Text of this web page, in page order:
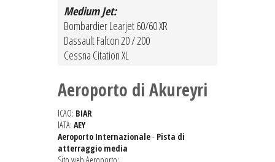
Medium Jet:
Bombardier Learjet 60/60 XR
Dassault Falcon 20 / 200
Cessna Citation XL
Aeroporto di Akureyri
ICAO: BIAR
IATA: AEY
Aeroporto Internazionale- Pista di
atterraggio media